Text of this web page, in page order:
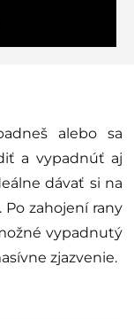
alebo sa
a vypadnúť aj
dávať si na
zahojení rany
vypadnutý
zjazvenie.